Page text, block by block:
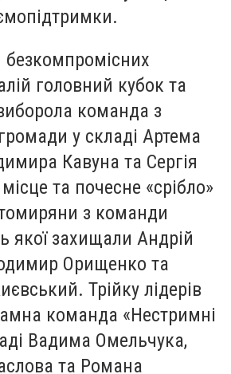
головний кубок та
команда з
у складі Артема
Кавуна та Сергія
та почесне «срібло»
з команди
якої захищали Андрій
Орищенко та
Трійку лідерів
команда «Нестримні
Вадима Омельчука,
та Романа